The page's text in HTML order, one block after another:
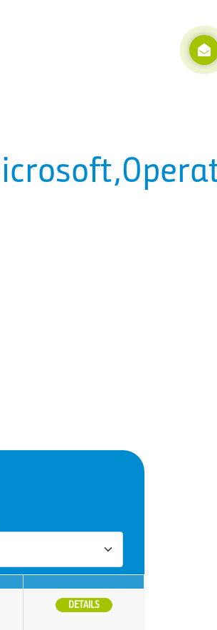
DETAILS